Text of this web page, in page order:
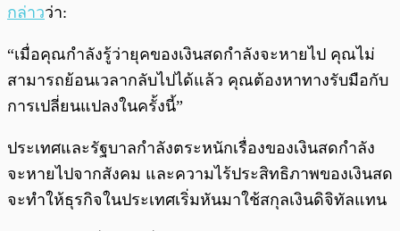
กล่าวว่า:
“เมื่อคุณกำลังรู้ว่ายุคของเงินสดกำลังจะหายไป คุณไม่
สามารถย้อนเวลากลับไปได้แล้ว คุณต้องหาทางรับมือกับ
การเปลี่ยนแปลงในครั้งนี้”
ประเทศและรัฐบาลกำลังตระหนักเรื่องของเงินสดกำลัง
จะหายไปจากสังคม และความไร้ประสิทธิภาพของเงินสด
จะทำให้ธุรกิจในประเทศเริ่มหันมาใช้สกุลเงินดิจิทัลแทน